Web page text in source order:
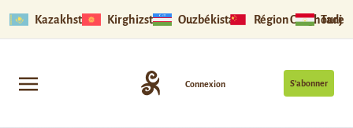
Kazakhstan Kirghizstan Ouzbékistan Région Ouïghoure
S’abonner
Connexion